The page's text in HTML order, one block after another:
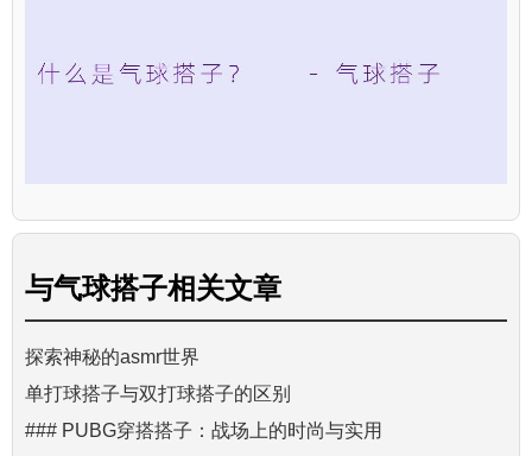
与气球搭子相关文章
探索神秘的asmr世界
单打球搭子与双打球搭子的区别
### PUBG穿搭搭子：战场上的时尚与实用